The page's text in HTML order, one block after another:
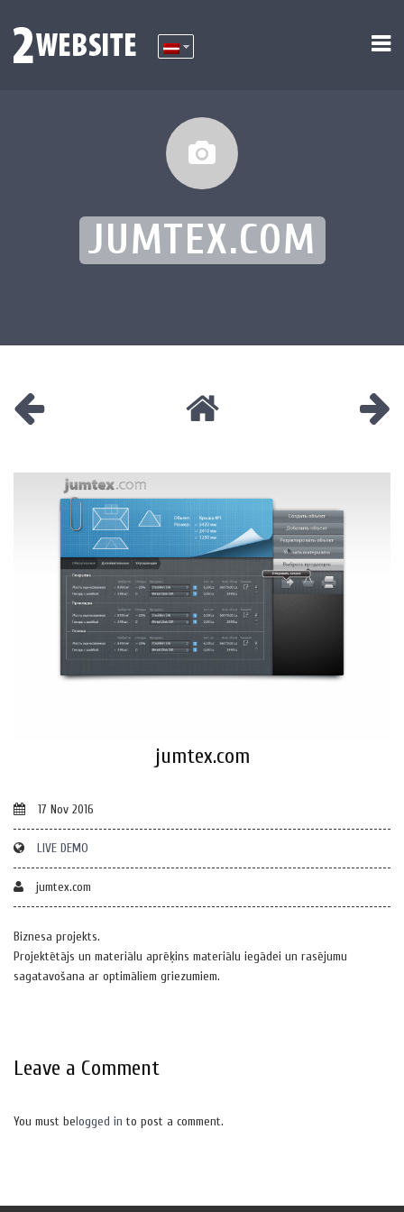
JUMTEX.COM
jumtex.com
17 Nov 2016
LIVE DEMO
jumtex.com
Biznesa projekts.
Projektētājs un materiālu aprēķins materiālu iegādei un rasējumu
sagatavošana ar optimāliem griezumiem.
Leave a Comment
You must belogged in to post a comment.